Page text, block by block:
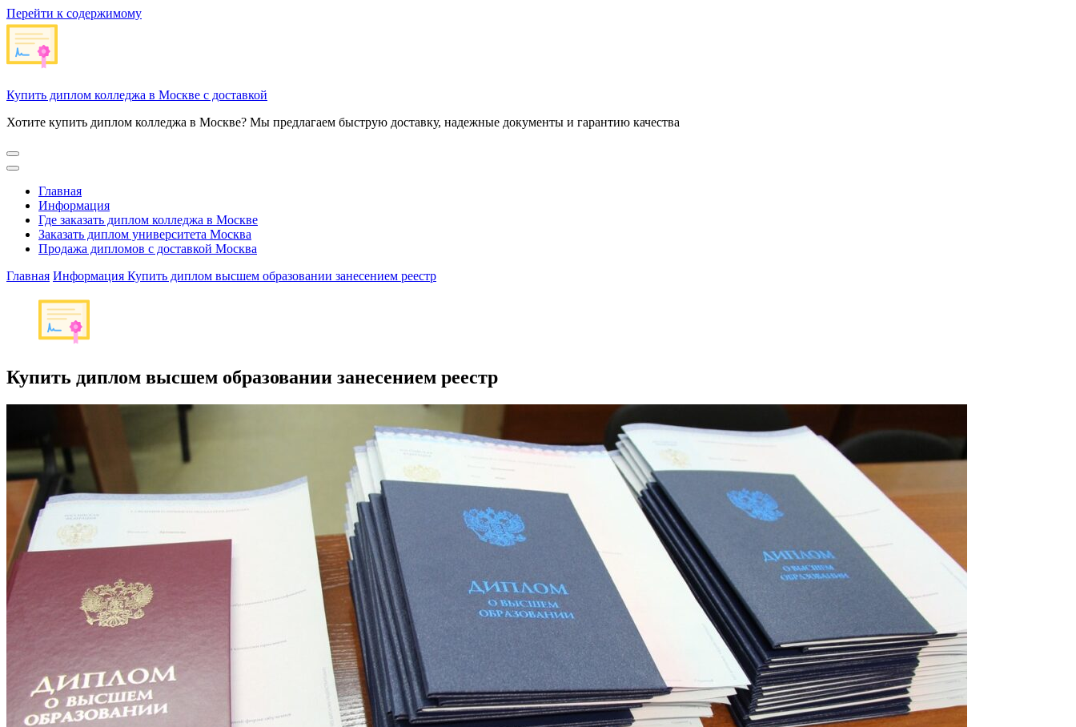
Перейти к содержимому
Купить диплом колледжа в Москве с доставкой
Хотите купить диплом колледжа в Москве? Мы предлагаем быструю доставку, надежные документы и гарантию качества
Главная
Информация
Где заказать диплом колледжа в Москве
Заказать диплом университета Москва
Продажа дипломов с доставкой Москва
Главная Информация Купить диплом высшем образовании занесением реестр
Купить диплом высшем образовании занесением реестр